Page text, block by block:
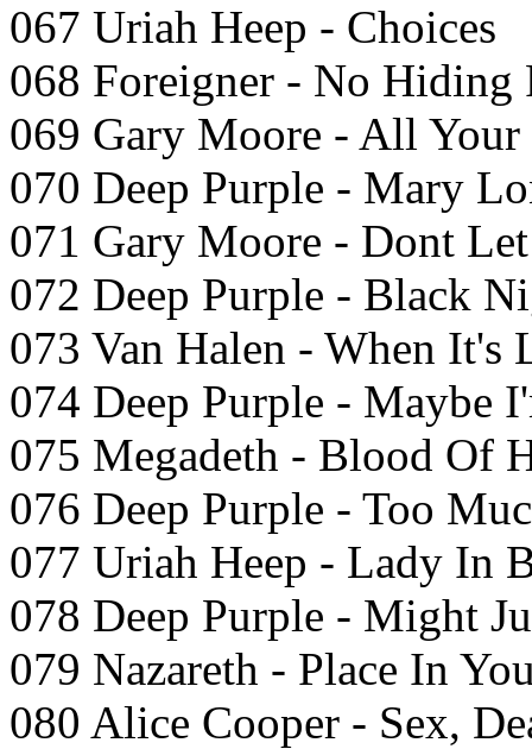
067 Uriah Heep - Choices
068 Foreigner - No Hiding
069 Gary Moore - All
070 Deep Purple - Mary
071 Gary Moore - Dont
072 Deep Purple - Black
073 Van Halen - When It's
074 Deep Purple - Maybe
075 Megadeth - Blood Of
076 Deep Purple - Too
077 Uriah Heep - Lady In
078 Deep Purple - Might
079 Nazareth - Place In
080 Alice Cooper - Sex,